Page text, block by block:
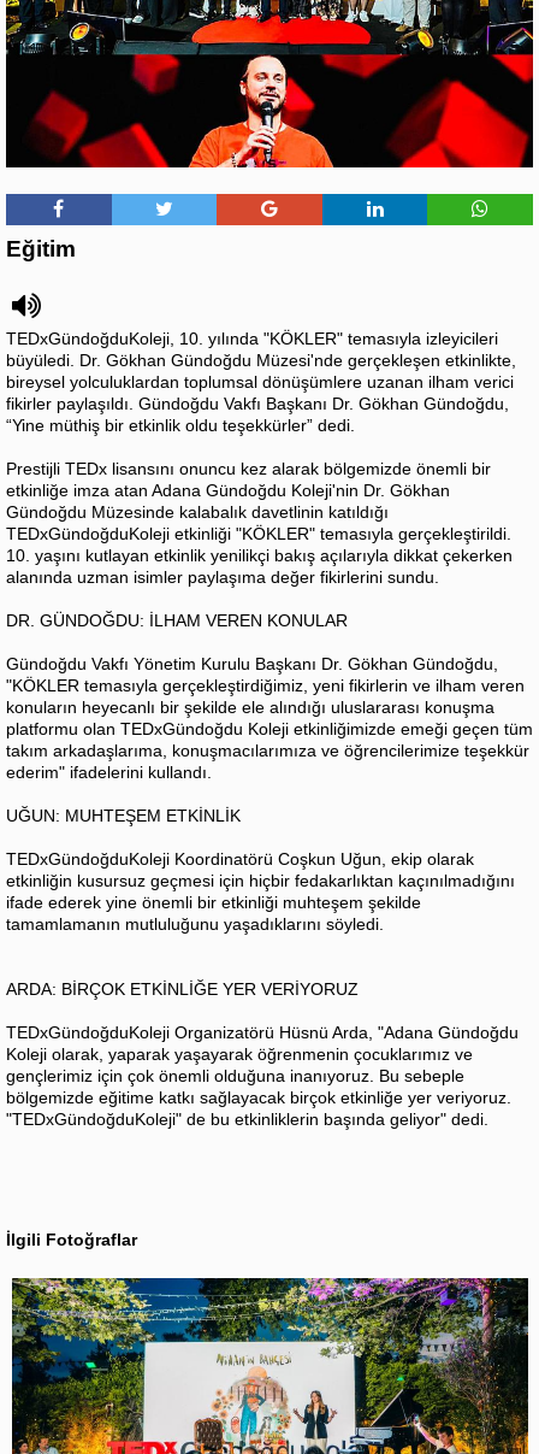
Eğitim
TEDxGündoğduKoleji, 10. yılında "KÖKLER" temasıyla izleyicileri
büyüledi. Dr. Gökhan Gündoğdu Müzesi'nde gerçekleşen etkinlikte,
bireysel yolculuklardan toplumsal dönüşümlere uzanan ilham verici
fikirler paylaşıldı. Gündoğdu Vakfı Başkanı Dr. Gökhan Gündoğdu,
“Yine müthiş bir etkinlik oldu teşekkürler” dedi.
Prestijli TEDx lisansını onuncu kez alarak bölgemizde önemli bir
etkinliğe imza atan Adana Gündoğdu Koleji'nin Dr. Gökhan
Gündoğdu Müzesinde kalabalık davetlinin katıldığı
TEDxGündoğduKoleji etkinliği "KÖKLER" temasıyla gerçekleştirildi.
10. yaşını kutlayan etkinlik yenilikçi bakış açılarıyla dikkat çekerken
alanında uzman isimler paylaşıma değer fikirlerini sundu.
DR. GÜNDOĞDU: İLHAM VEREN KONULAR
Gündoğdu Vakfı Yönetim Kurulu Başkanı Dr. Gökhan Gündoğdu,
"KÖKLER temasıyla gerçekleştirdiğimiz, yeni fikirlerin ve ilham veren
konuların heyecanlı bir şekilde ele alındığı uluslararası konuşma
platformu olan TEDxGündoğdu Koleji etkinliğimizde emeği geçen tüm
takım arkadaşlarıma, konuşmacılarımıza ve öğrencilerimize teşekkür
ederim" ifadelerini kullandı.
UĞUN: MUHTEŞEM ETKİNLİK
TEDxGündoğduKoleji Koordinatörü Coşkun Uğun, ekip olarak
etkinliğin kusursuz geçmesi için hiçbir fedakarlıktan kaçınılmadığını
ifade ederek yine önemli bir etkinliği muhteşem şekilde
tamamlamanın mutluluğunu yaşadıklarını söyledi.
ARDA: BİRÇOK ETKİNLİĞE YER VERİYORUZ
TEDxGündoğduKoleji Organizatörü Hüsnü Arda, "Adana Gündoğdu
Koleji olarak, yaparak yaşayarak öğrenmenin çocuklarımız ve
gençlerimiz için çok önemli olduğuna inanıyoruz. Bu sebeple
bölgemizde eğitime katkı sağlayacak birçok etkinliğe yer veriyoruz.
"TEDxGündoğduKoleji" de bu etkinliklerin başında geliyor" dedi.
İlgili Fotoğraflar